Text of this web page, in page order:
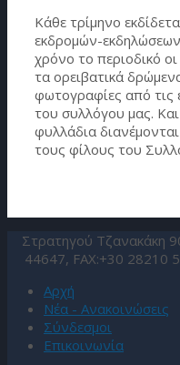
Κάθε τρίμηνο
εκδρομών-εκδηλώσεων
χρόνο το περιοδικό
τα ορειβατικά
φωτογραφίες από τις
του συλλόγου μας.
φυλλάδια
τους φίλους του
Στρατηγού Τζανακάκη
44647, FAX:+30 28210
Αρχή
Νέα - Ανακοινώσεις
Σύνδεσμοι
Επικοινωνία